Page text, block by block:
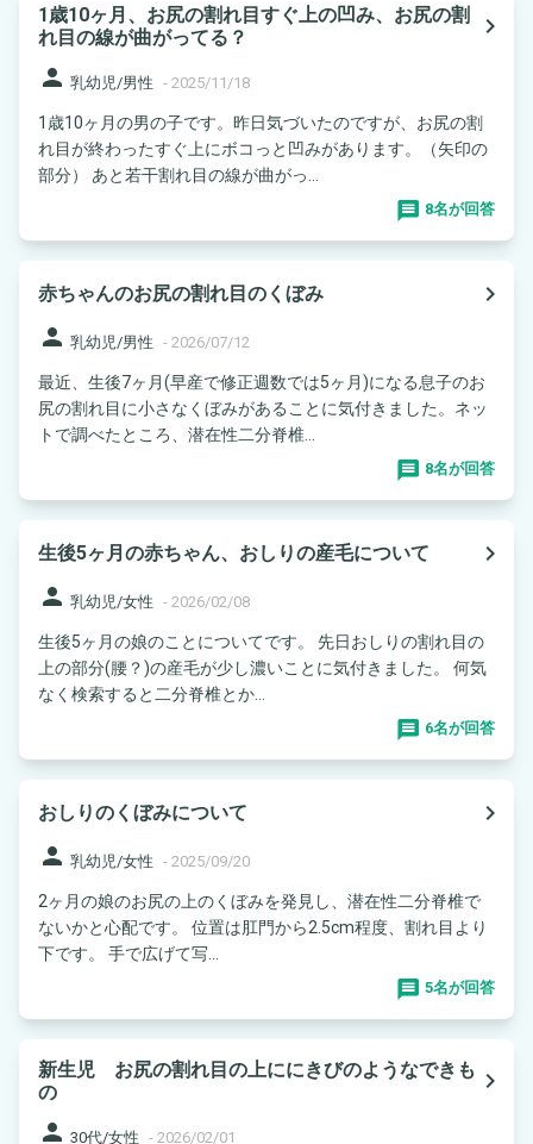
1歳10ヶ月、お尻の割れ目すぐ上の凹み、お尻の割
れ目の線が曲がってる？
navigate_next
person 乳幼児/男性 - 2025/11/18
1歳10ヶ月の男の子です。昨日気づいたのですが、お尻の割
れ目が終わったすぐ上にボコっと凹みがあります。（矢印の
部分） あと若干割れ目の線が曲がっ...
8名が回答
赤ちゃんのお尻の割れ目のくぼみ
navigate_next
person 乳幼児/男性 - 2026/07/12
最近、生後7ヶ月(早産で修正週数では5ヶ月)になる息子のお
尻の割れ目に小さなくぼみがあることに気付きました。ネッ
トで調べたところ、潜在性二分脊椎...
8名が回答
生後5ヶ月の赤ちゃん、おしりの産毛について
navigate_next
person 乳幼児/女性 - 2026/02/08
生後5ヶ月の娘のことについてです。 先日おしりの割れ目の
上の部分(腰？)の産毛が少し濃いことに気付きました。 何気
なく検索すると二分脊椎とか...
6名が回答
おしりのくぼみについて
navigate_next
person 乳幼児/女性 - 2025/09/20
2ヶ月の娘のお尻の上のくぼみを発見し、潜在性二分脊椎で
ないかと心配です。 位置は肛門から2.5cm程度、割れ目より
下です。 手で広げて写...
5名が回答
新生児 お尻の割れ目の上ににきびのようなできも
の
navigate_next
person 30代/女性 - 2026/02/01